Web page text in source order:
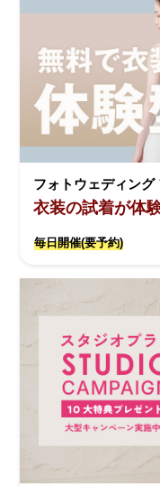
フォトウェディング
衣装の試着が体
毎日開催(要予約)